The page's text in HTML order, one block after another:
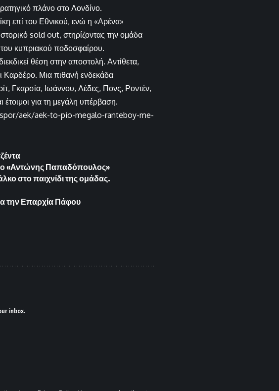
πλάνο στο Λονδίνο.
επί του Εθνικού, ενώ η «Αρένα»
sold out, στηρίζοντας την ομάδα
του κυπριακού ποδοσφαίρου.
θέση στην αποστολή. Αντίθετα,
Καρδέρο. Μια πιθανή ενδεκάδα
Γκαρσία, Ιωάννου, Λέδες, Πονς, Ροντέν,
έτοιμοι για τη μεγάλη υπέρβαση.
aek/aek-to-pio-megalo-ranteboy-me-
«Αντώνης Παπαδόπουλος»
στο παιχνίδι της ομάδας.
την Επαρχία Πάφου
inbox.